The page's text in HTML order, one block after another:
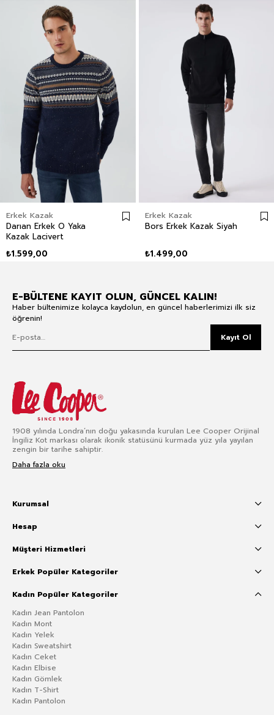
Erkek Kazak
Darıan Erkek O Yaka
Kazak Lacivert
₺1.599,00
Erkek Kazak
Bors Erkek Kazak Siyah
₺1.499,00
E-BÜLTENE KAYIT OLUN, GÜNCEL KALIN!
Haber bültenimize kolayca kaydolun, en güncel haberlerimizi ilk siz
öğrenin!
Kayıt Ol
1908 yılında Londra’nın doğu yakasında kurulan Lee Cooper Orijinal
İngiliz Kot markası olarak ikonik statüsünü kurmada yüz yıla yayılan
zengin bir tarihe sahiptir.
Daha fazla oku
Kurumsal
Hesap
Müşteri Hizmetleri
Erkek Popüler Kategoriler
Kadın Popüler Kategoriler
Kadın Jean Pantolon
Kadın Mont
Kadın Yelek
Kadın Sweatshirt
Kadın Ceket
Kadın Elbise
Kadın Gömlek
Kadın T-Shirt
Kadın Pantolon